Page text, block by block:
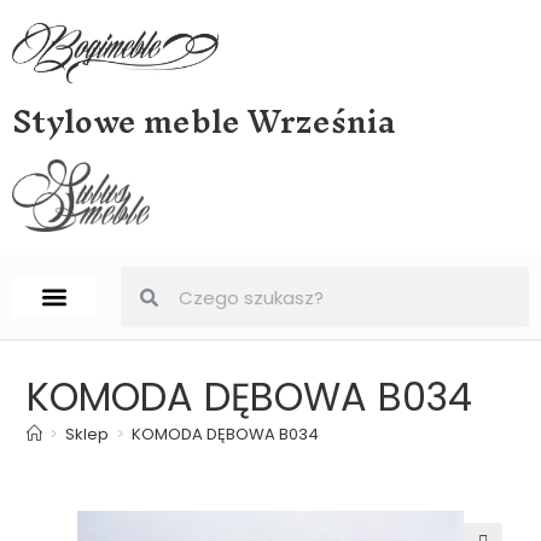
Stylowe meble Września
KOMODA DĘBOWA B034
> Sklep > KOMODA DĘBOWA B034